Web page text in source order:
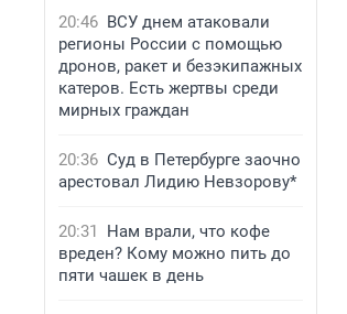
20:46 ВСУ днем атаковали
регионы России с помощью
дронов, ракет и безэкипажных
катеров. Есть жертвы среди
мирных граждан
20:36 Суд в Петербурге заочно
арестовал Лидию Невзорову*
20:31
Нам врали, что кофе
вреден? Кому можно пить до
пяти чашек в день